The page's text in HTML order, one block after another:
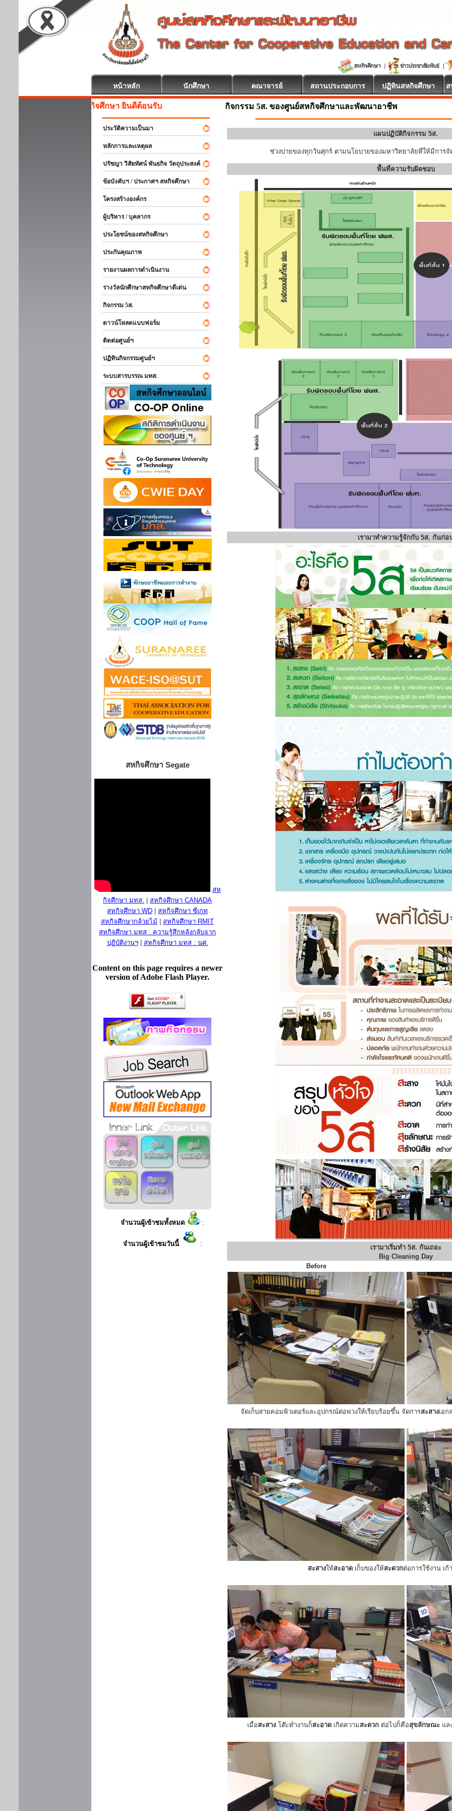
หน้าหลัก นักศึกษา คณาจารย์ สถานประกอบการ ปฏิทินสหกิจศึกษา
สหกิจศึกษา ยินดีต้อนรับ
ประวัติความเป็นมา
หลักการและเหตุผล
ปรัชญา วิสัยทัศน์ พันธกิจ วัตถุประสงค์
ข้อบังคับฯ / ประกาศฯ สหกิจศึกษา
โครงสร้างองค์กร
ผู้บริหาร / บุคลากร
ประโยชน์ของสหกิจศึกษา
ประกันคุณภาพ
รายงานผลการดำเนินงาน
รางวัลนักศึกษาสหกิจศึกษาดีเด่น
กิจกรรม 5ส.
ดาวน์โหลดแบบฟอร์ม
ติดต่อศูนย์ฯ
ปฏิทินกิจกรรมศูนย์ฯ
ระบบสารบรรณ มทส.
สหกิจศึกษา Segate
สห
กิจศึกษา มทส.
สหกิจศึกษา CANADA
สหกิจศึกษา WD
สหกิจศึกษา ซีเกท
สหกิจศึกษากล้วยไม้
สหกิจศึกษา RMIT
สหกิจศึกษา มทส : ความรู้สึกหลังกลับจาก
ปฏิบัติงานฯ| สหกิจศึกษา มทส : นศ.
Content on this page requires a newer
version of Adobe Flash Player.
จำนวนผู้เข้าชมทั้งหมด :
จำนวนผู้เข้าชมวันนี้ :
กิจกรรม 5ส. ของศูนย์สหกิจศึกษาและพัฒนาอาชีพ
แผนปฏิบัติกิจกรรม 5ส.
ช่วงบ่ายของทุกวันศุกร์ ตามนโยบายของมหาวิทยาลัยที่ให้มีการจั
พื้นที่ความรับผิดชอบ
เรามาทำความรู้จักกับ 5ส. กันก่อ
เรามาเริ่มทำ 5ส. กันเถอะ
Big Cleaning Day
Before
จัดเก็บสายคอมพิวเตอร์และอุปกรณ์ต่อพ่วงให้เรียบร้อยขึ้น จัดการสะสางเอก
สะสางให้สะอาดเก็บของให้สะดวกต่อการใช้งาน เก้
เมื่อสะสางโต๊ะทำงานก็สะอาดเกิดความสะดวกต่อไปก็คือสุขลักษณะ แล